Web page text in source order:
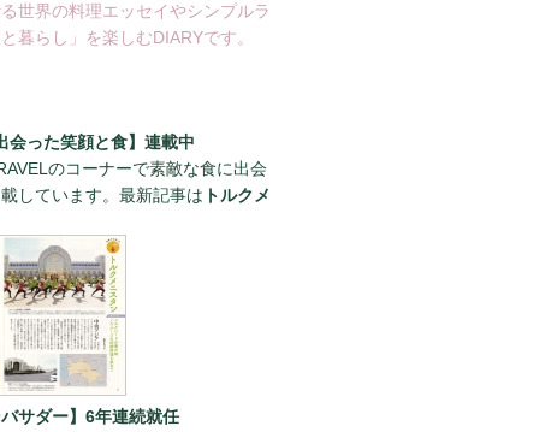
世界の料理エッセイやシンプルラ
暮らし」を楽しむDIARYです。
会った笑顔と食】連載中
のコーナーで素敵な食に出会
しています。最新記事は トルクメ
バサダー】6年連続就任